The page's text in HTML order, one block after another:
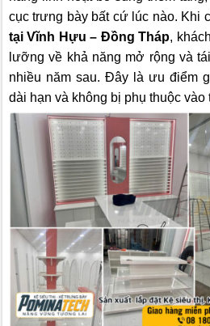
cục trưng bày bất cứ lúc nào. Khi
tại Vĩnh Hựu – Đồng Tháp,
lưỡng về khả năng mở rộng và
nhiều năm sau. Đây là ưu điểm
dài hạn và không bị phụ thuộc vào